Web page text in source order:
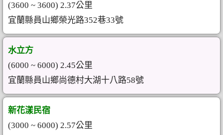
(3600 ~ 3600) 2.37公里
宜蘭縣員山鄉榮光路352巷33號
水立方
(6000 ~ 6000) 2.45公里
宜蘭縣員山鄉尚德村大湖十八路58號
新花漾民宿
(3000 ~ 6000) 2.57公里